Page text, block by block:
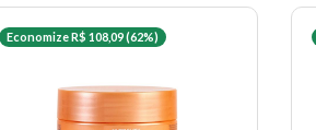
Economize R$ 108,09 (62%)